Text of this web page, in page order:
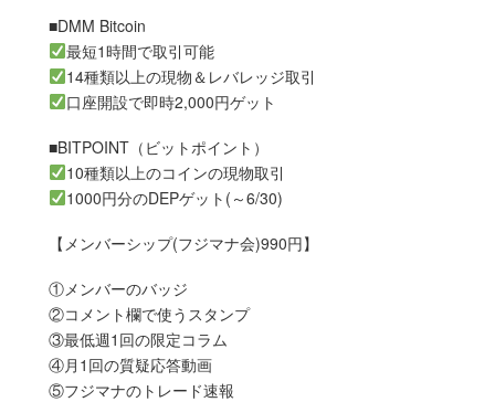
■DMM Bitcoin
最短1時間で取引可能
14種類以上の現物＆レバレッジ取引
口座開設で即時2,000円ゲット
■BITPOINT（ビットポイント）
10種類以上のコインの現物取引
1000円分のDEPゲット(～6/30)
【メンバーシップ(フジマナ会)990円】
①メンバーのバッジ
②コメント欄で使うスタンプ
③最低週1回の限定コラム
④月1回の質疑応答動画
⑤フジマナのトレード速報